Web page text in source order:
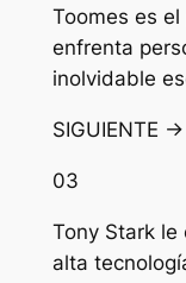
Toomes es
enfrenta
inolvidable
SIGUIENTE →
03
Tony Stark le
alta